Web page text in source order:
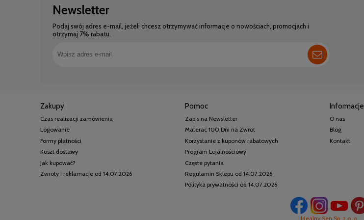
Newsletter
Podaj swój adres e-mail, jeżeli chcesz otrzymywać informacje o nowościach, promocjach i
otrzymaj 7% rabatu.
Zakupy
Czas realizacji zamówienia
Logowanie
Formy płatności
Koszt dostawy
Jak kupować?
Zwroty i reklamacje od 14.07.2026
Pomoc
Zapis na Newsletter
Materac 100 Dni na Zwrot
Korzystanie z kuponów rabatowych
Program Lojalnościowy
Częste pytania
Regulamin Sklepu od 14.07.2026
Polityka prywatności od 14.07.2026
Informacje
O nas
Blog
Kontakt
Idealny Sen Sp. z o. o.